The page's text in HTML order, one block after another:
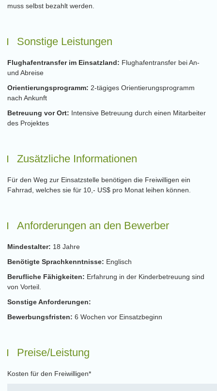
muss selbst bezahlt werden.
Sonstige Leistungen
Flughafentransfer im Einsatzland: Flughafentransfer bei An-
und Abreise
Orientierungsprogramm: 2-tägiges Orientierungsprogramm
nach Ankunft
Betreuung vor Ort: Intensive Betreuung durch einen Mitarbeiter
des Projektes
Zusätzliche Informationen
Für den Weg zur Einsatzstelle benötigen die Freiwilligen ein
Fahrrad, welches sie für 10,- US$ pro Monat leihen können.
Anforderungen an den Bewerber
Mindestalter: 18 Jahre
Benötigte Sprachkenntnisse: Englisch
Berufliche Fähigkeiten: Erfahrung in der Kinderbetreuung sind
von Vorteil.
Sonstige Anforderungen:
Bewerbungsfristen: 6 Wochen vor Einsatzbeginn
Preise/Leistung
Kosten für den Freiwilligen*